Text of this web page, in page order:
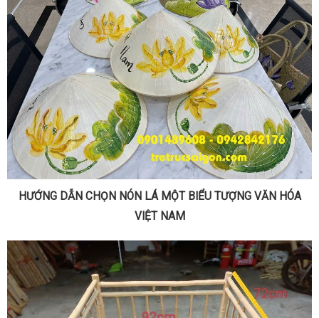
HƯỚNG DẪN CHỌN NÓN LÁ MỘT BIỂU TƯỢNG VĂN HÓA
VIỆT NAM